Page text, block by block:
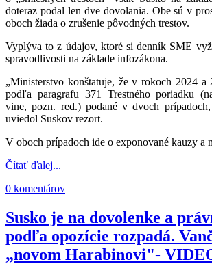
doteraz podal len dve dovolania. Obe sú v
oboch žiada o zrušenie pôvodných trestov.
Vyplýva to z údajov, ktoré si denník SME
spravodlivosti na základe infozákona.
„Ministerstvo konštatuje, že v rokoch 2024 a
podľa paragrafu 371 Trestného poriadku
vine, pozn. red.) podané v dvoch
uviedol Suskov rezort.
V oboch prípadoch ide o exponované kauzy a
Čítať ďalej...
0 komentárov
Susko je na dovolenke a
podľa opozície rozpadá.
„novom Harabinovi"-